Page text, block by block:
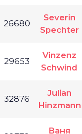
26680
Severin
Spechter
29653
Vinzenz
Schwind
32876
Julian
Hinzmann
Ваня